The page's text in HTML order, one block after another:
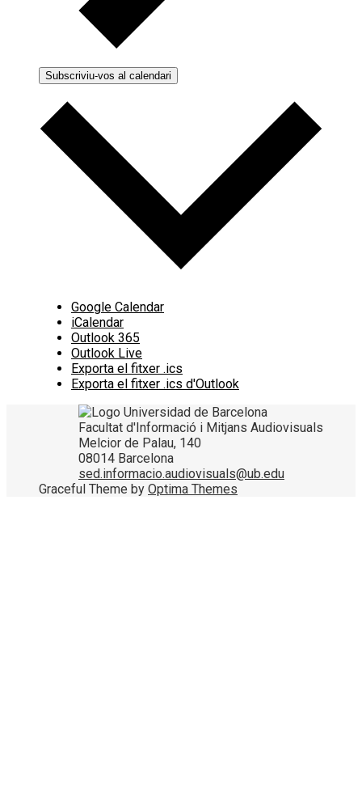
Subscriviu-vos al calendari
Google Calendar
iCalendar
Outlook 365
Outlook Live
Exporta el fitxer .ics
Exporta el fitxer .ics d'Outlook
Facultat d'Informació i Mitjans Audiovisuals
Melcior de Palau, 140
08014 Barcelona
sed.informacio.audiovisuals@ub.edu
Graceful Theme by Optima Themes